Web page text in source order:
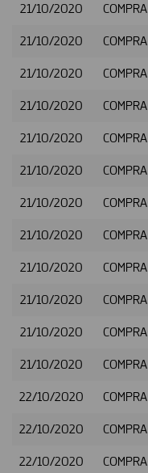
21/10/2020 COMPRA
21/10/2020 COMPRA
21/10/2020 COMPRA
21/10/2020 COMPRA
21/10/2020 COMPRA
21/10/2020 COMPRA
21/10/2020 COMPRA
21/10/2020 COMPRA
21/10/2020 COMPRA
21/10/2020 COMPRA
21/10/2020 COMPRA
21/10/2020 COMPRA
22/10/2020 COMPRA
22/10/2020 COMPRA
22/10/2020 COMPRA